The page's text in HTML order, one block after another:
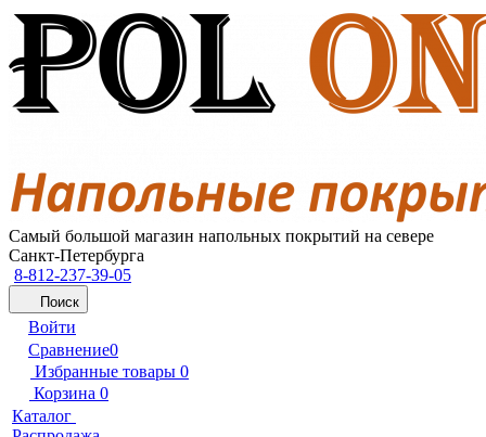
Самый большой магазин напольных покрытий на севере
Санкт-Петербурга
8-812-237-39-05
Поиск
Войти
Сравнение0
Избранные товары 0
Корзина 0
Каталог